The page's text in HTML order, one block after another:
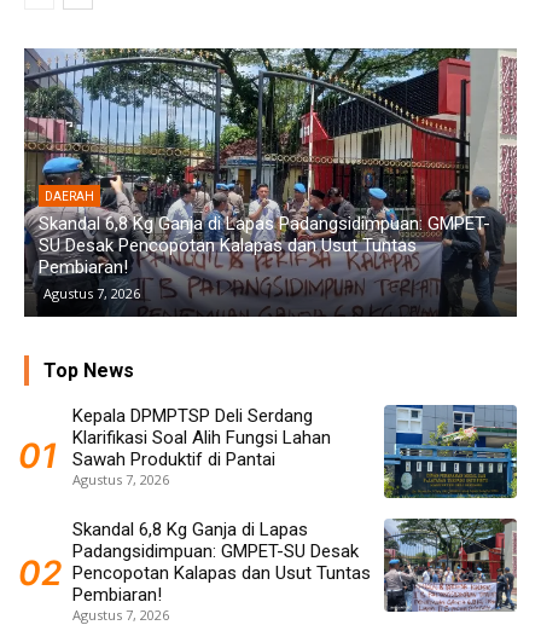
DAERAH
Diduga Aniaya Wanita di Depan SPBU Denai, Doni Chaniago
Diamankan Polsek Medan Area
Agustus 6, 2026
Top News
Kepala DPMPTSP Deli Serdang
Klarifikasi Soal Alih Fungsi Lahan
Sawah Produktif di Pantai
Agustus 7, 2026
Skandal 6,8 Kg Ganja di Lapas
Padangsidimpuan: GMPET-SU Desak
Pencopotan Kalapas dan Usut Tuntas
Pembiaran!
Agustus 7, 2026